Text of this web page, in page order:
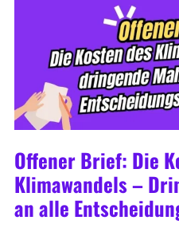
Offener Brief: Die
Klimawandels –
an alle